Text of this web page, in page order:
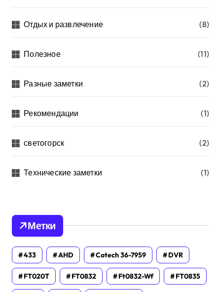
Отдых и развлечение (8)
Полезное (11)
Разные заметки (2)
Рекомендации (1)
светогорск (2)
Технические заметки (1)
Метки
433 AHD Cotech 36-7959 DVR
FT020T FT0832 Ft0832-Wf FT0835